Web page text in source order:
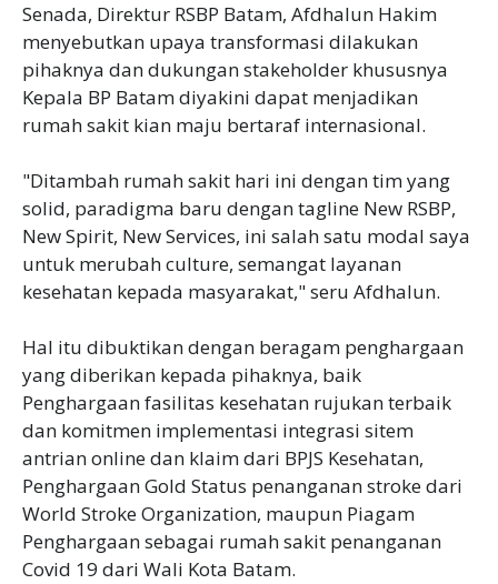
Senada, Direktur RSBP Batam, Afdhalun Hakim
menyebutkan upaya transformasi dilakukan
pihaknya dan dukungan stakeholder khususnya
Kepala BP Batam diyakini dapat menjadikan
rumah sakit kian maju bertaraf internasional.
"Ditambah rumah sakit hari ini dengan tim yang
solid, paradigma baru dengan tagline New RSBP,
New Spirit, New Services, ini salah satu modal saya
untuk merubah culture, semangat layanan
kesehatan kepada masyarakat," seru Afdhalun.
Hal itu dibuktikan dengan beragam penghargaan
yang diberikan kepada pihaknya, baik
Penghargaan fasilitas kesehatan rujukan terbaik
dan komitmen implementasi integrasi sitem
antrian online dan klaim dari BPJS Kesehatan,
Penghargaan Gold Status penanganan stroke dari
World Stroke Organization, maupun Piagam
Penghargaan sebagai rumah sakit penanganan
Covid 19 dari Wali Kota Batam.